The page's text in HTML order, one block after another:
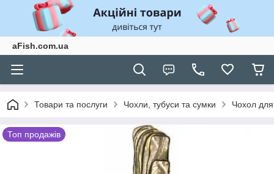
aFish.com.ua
Товари та послуги Чохли, тубуси та сумки Чохол для
Топ продажів